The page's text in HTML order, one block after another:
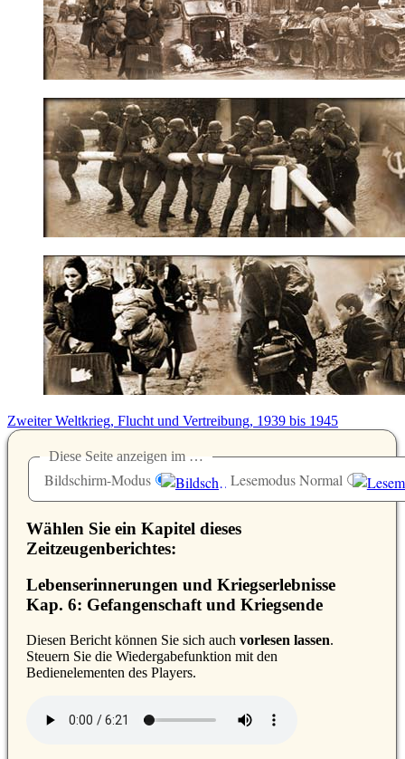
Zweiter Weltkrieg, Flucht und Vertreibung, 1939 bis 1945
Diese Seite anzeigen im …
Bildschirm-Modus Lesemodus Normal
Wählen Sie ein Kapitel dieses
Zeitzeugenberichtes:
Lebenserinnerungen und Kriegserlebnisse
Kap. 6: Gefangenschaft und Kriegsende
Diesen Bericht können Sie sich auch vorlesen lassen.
Steuern Sie die Wiedergabefunktion mit den
Bedienelementen des Players.